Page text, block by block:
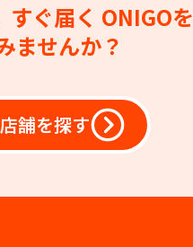
すぐ届く ONIGOを
ませんか？
舗を探す